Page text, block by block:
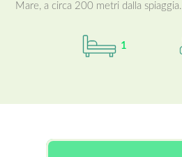
Mare, a circa 200 metri dalla spiaggia.
1